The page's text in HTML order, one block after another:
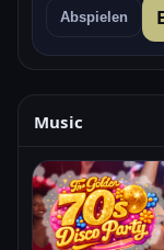
Abspielen
Music